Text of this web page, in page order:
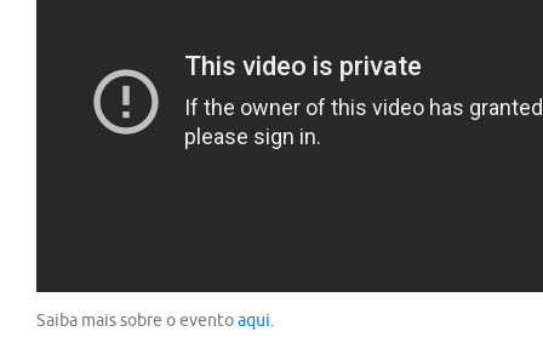
Saiba mais sobre o eventoaqui